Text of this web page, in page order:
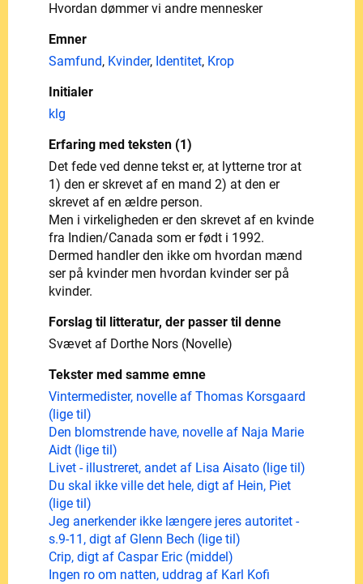
Hvordan dømmer vi andre mennesker
Emner
Samfund, Kvinder, Identitet, Krop
Initialer
klg
Erfaring med teksten (1)
Det fede ved denne tekst er, at lytterne tror at
1) den er skrevet af en mand 2) at den er
skrevet af en ældre person.
Men i virkeligheden er den skrevet af en kvinde
fra Indien/Canada som er født i 1992.
Dermed handler den ikke om hvordan mænd
ser på kvinder men hvordan kvinder ser på
kvinder.
Forslag til litteratur, der passer til denne
Svævet af Dorthe Nors (Novelle)
Tekster med samme emne
Vintermedister, novelle af Thomas Korsgaard
(lige til)
Den blomstrende have, novelle af Naja Marie
Aidt (lige til)
Livet - illustreret, andet af Lisa Aisato (lige til)
Du skal ikke ville det hele, digt af Hein, Piet
(lige til)
Jeg anerkender ikke længere jeres autoritet -
s.9-11, digt af Glenn Bech (lige til)
Crip, digt af Caspar Eric (middel)
Ingen ro om natten, uddrag af Karl Kofi